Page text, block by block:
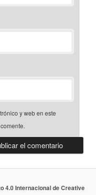
y web en este
4.0 Internacional de Creative